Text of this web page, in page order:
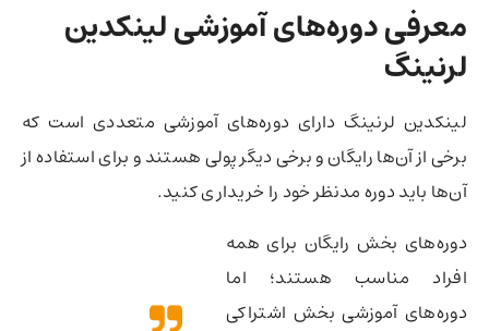
معرفی دوره‌های آموزشی لینکدین
لرنینگ
لینکدین لرنینگ دارای دوره‌های آموزشی متعددی است که
برخی از آن‌ها رایگان و برخی دیگر پولی هستند و برای استفاده از
آن‌ها باید دوره مدنظر خود را خریداری کنید.
دوره‌های بخش رایگان برای همه
افراد مناسب هستند؛ اما
دوره‌های آموزشی بخش اشتراکی